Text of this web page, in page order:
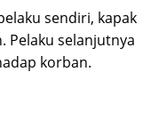
sendiri, kapak
Pelaku selanjutnya
korban.